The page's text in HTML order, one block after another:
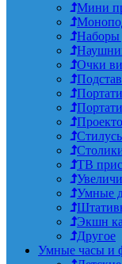
Мини
Наборы
Очки
ТВ
Умные
Экшн
Другое
Умные часы и